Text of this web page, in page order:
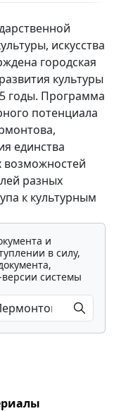
искусства
городская
культуры
годы. Программа
потенциала
единства
возможностей
разных
к культурным
и
в силу,
системы